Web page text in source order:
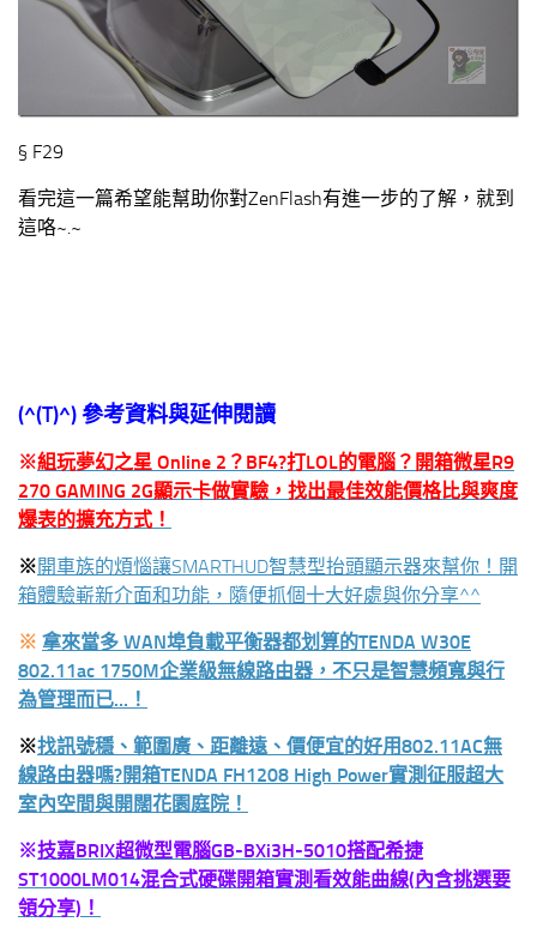
§ F29
看完這一篇希望能幫助你對ZenFlash有進一步的了解，就到
這咯~.~
(^(T)^)參考資料與延伸閱讀
※組玩夢幻之星 Online 2？BF4?打LOL的電腦？開箱微星R9
270 GAMING 2G顯示卡做實驗，找出最佳效能價格比與爽度
爆表的擴充方式！
※開車族的煩惱讓SMARTHUD智慧型抬頭顯示器來幫你！開
箱體驗嶄新介面和功能，隨便抓個十大好處與你分享^^
※ 拿來當多 WAN埠負載平衡器都划算的TENDA W30E
802.11ac 1750M企業級無線路由器，不只是智慧頻寬與行
為管理而已…！
※找訊號穩、範圍廣、距離遠、價便宜的好用802.11AC無
線路由器嗎?開箱TENDA FH1208 High Power實測征服超大
室內空間與開闊花園庭院！
※技嘉BRIX超微型電腦GB-BXi3H-5010搭配希捷
ST1000LM014混合式硬碟開箱實測看效能曲線(內含挑選要
領分享) ！